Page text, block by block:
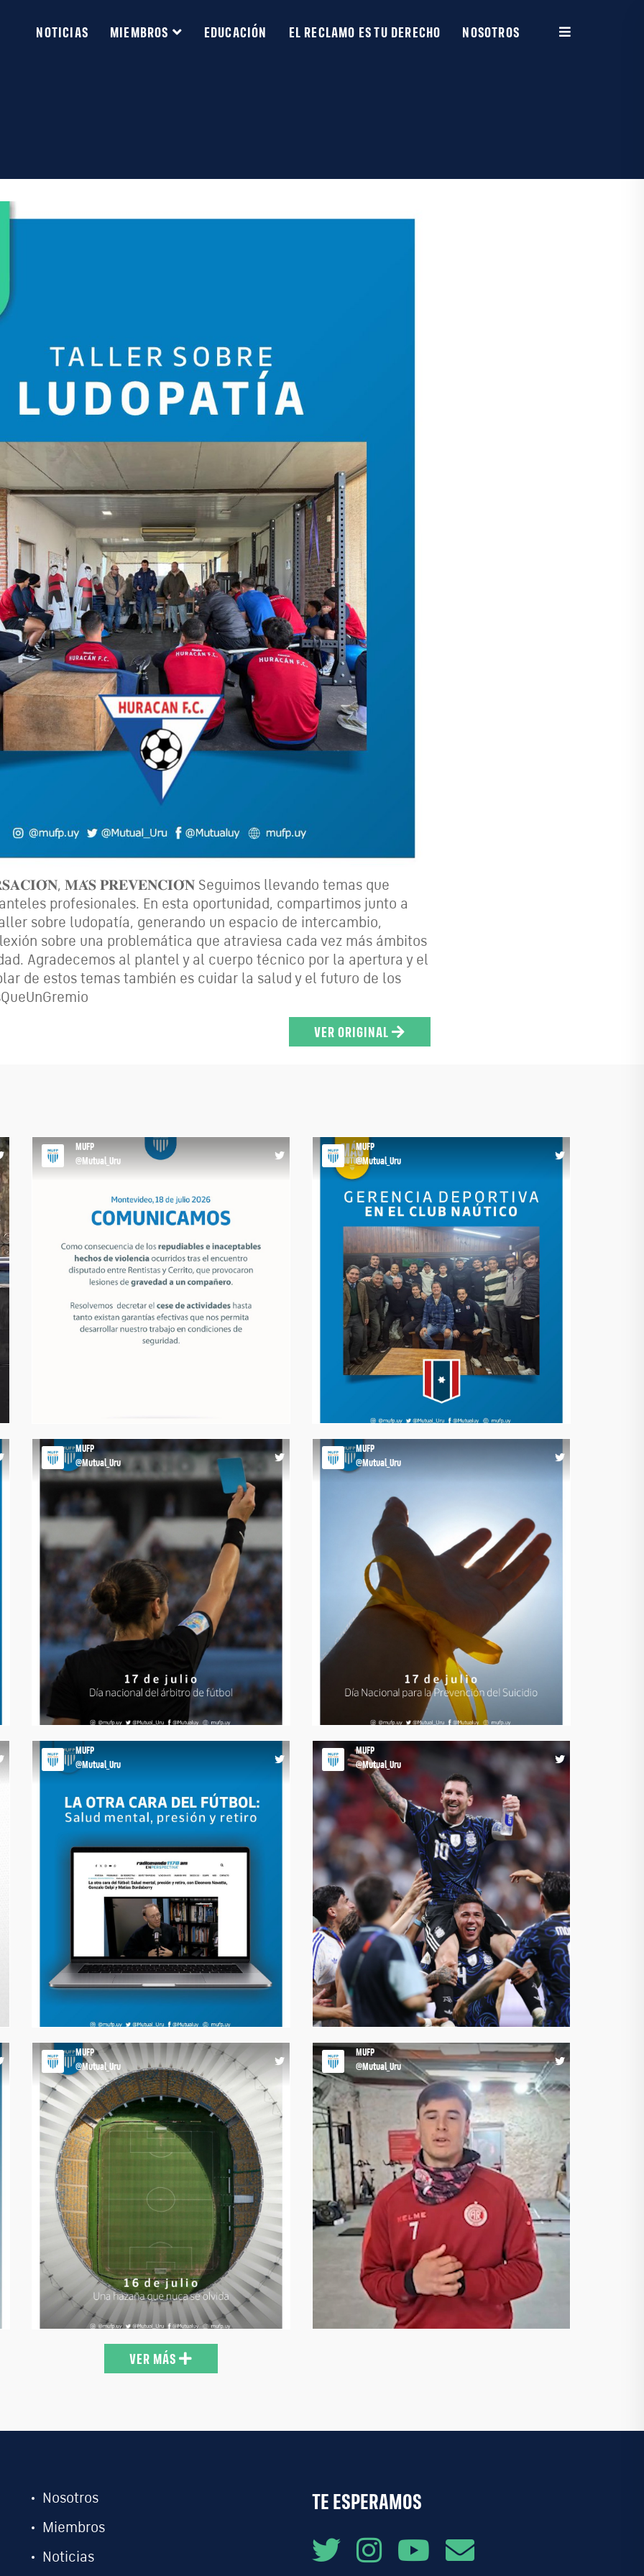
NOTICIAS MIEMBROS EDUCACIÓN EL RECLAMO ES TU DERECHO NOSOTROS
𝐌𝐀́𝐒 𝐏𝐑𝐄𝐕𝐄𝐍𝐂𝐈𝐎́𝐍 Seguimos llevando temas que
profesionales. En esta oportunidad, compartimos junto a
sobre ludopatía, generando un espacio de intercambio,
sobre una problemática que atraviesa cada vez más ámbitos
Agradecemos al plantel y al cuerpo técnico por la apertura y el
de estos temas también es cuidar la salud y el futuro de los
VER ORIGINAL
MUFP
@Mutual_Uru
MUFP
@Mutual_Uru
👉🏻𝐀𝐏𝐑𝐄𝐍𝐃𝐄𝐑 𝐄𝐍 𝐄𝐋 𝐓𝐄𝐑𝐑𝐄𝐍𝐎 Los alumnos del
Curso de Gerencia Deportiva realizaron una visita al
Club Náutico, sumando una nueva instancia de
aprendizaje a través del contacto directo con la
gestión de una institución deportiva. Conocer
diferentes modelos de administración, organización y
funcionamiento permite ampliar la mirada y adquirir
herramientas para seguir construyendo el futuro
profesional dentro del deporte. En la MUFP seguimos
impulsando espacios de formación que preparan a los
futbolistas para los desafíos de hoy y de mañana.
#MásQueUnGremio
MUFP
@Mutual_Uru
💙𝐇𝐎𝐘 𝐋𝐀 𝐓𝐀𝐑𝐉𝐄𝐓𝐀 𝐄𝐒 𝐃𝐄 𝐑𝐄𝐂𝐎𝐍𝐎𝐂𝐈𝐌𝐈𝐄𝐍𝐓𝐎
Porque el fútbol necesita de todos sus protagonistas,
reconocemos el trabajo de árbitras y árbitros que
cada fin de semana hacen posible que la pelota siga
rodando. ¡Feliz día! #MásQueUnGremio
https://t.co/3csb3bvf22
MUFP
@Mutual_Uru
💛𝐏𝐀𝐒𝐄𝐌𝐎𝐒 𝐋𝐀 𝐏𝐄𝐋𝐎𝐓𝐀 Hablar, escuchar y estar
atentos también salva vidas. Seguimos generando
espacios de acompañamiento, contención y cuidado
para los futbolistas y sus familias. Pedir ayuda es un
acto de valentía. Nadie tiene que jugar este partido en
soledad. Si vos o alguien cercano está atravesando un
momento difícil, hablar puede ser el primer paso.
#MásQueUnGremio
09:02 17-07-26
MUFP
@Mutual_Uru
💬𝐇𝐀𝐁𝐋𝐀𝐑 𝐓𝐀𝐌𝐁𝐈𝐄́𝐍 𝐄𝐒 𝐉𝐔𝐆𝐀𝐑. La salud mental, la
presión por rendir, las expectativas y el momento del
retiro forman parte de una realidad que también viven
los futbolistas. Nuestro responsable del
Departamento de Salud Mental, Gonzalo Gelpi,
participó en La Tertulia del Mundial de En Perspectiva
junto a Eleonora Navatta y Matías Bordaberry,
compartiendo la importancia de acompañar a los
jugadores dentro y fuera de la cancha, derribando
estigmas y promoviendo que pedir ayuda también es
una muestra de fortaleza. #MásQueUnGremio
15:54 16-07-26
MUFP
@Mutual_Uru
RT @FIFProAmerica: 🌎 Sudamérica en lo más alto,
¡otra vez! 🔗 https://t.co/qwmAr8PQwr @FIFPRO
@CONMEBOL https://t.co/bo9bXCzGwf
15:44 16-07-26
MUFP
@Mutual_Uru
🇺🇾 𝐌𝐀𝐑𝐀𝐂𝐀𝐍𝐀𝐙𝐎 Hoy recordamos aquella gesta
que sigue inspirando a generaciones y que
demuestra que la historia la escriben quienes se
animan a creer. Porque el Maracanazo no es solo un
partido. Es identidad, orgullo y legado.
#MásQueUnGremio https://t.co/OrKTQX9ixV
MUFP
@Mutual_Uru
🎯𝐌𝐀́𝐒 𝐂𝐎𝐍𝐕𝐄𝐑𝐒𝐀𝐂𝐈𝐎́𝐍, 𝐌𝐀́𝐒 𝐏𝐑𝐄𝐕𝐄𝐍𝐂𝐈𝐎́𝐍
Seguimos llevando temas que importan a los
planteles profesionales. En esta oportunidad,
compartimos junto a Rentistas un taller sobre
ludopatía, generando un espacio de intercambio,
información y reflexión sobre una problemática que
atraviesa cada vez más ámbitos de nuestra sociedad.
Agradecemos al plantel y al cuerpo técnico por la
apertura y el compromiso. Hablar de estos temas
también es cuidar la salud y el futuro de los
futbolistas. #MásQueUnGremio
VER MÁS
Nosotros
Miembros
Noticias
TE ESPERAMOS